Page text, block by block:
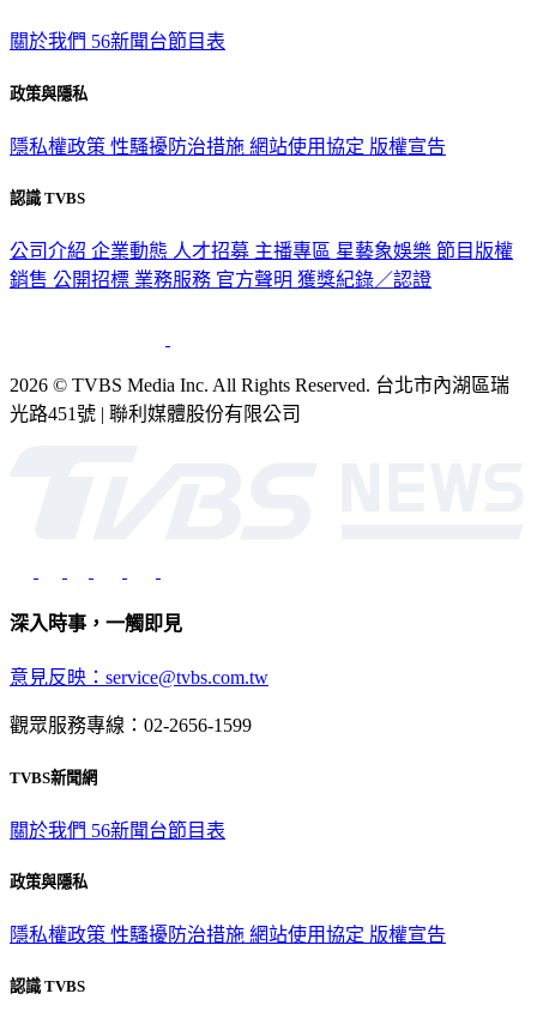
關於我們 56新聞台節目表
政策與隱私
隱私權政策 性騷擾防治措施 網站使用協定 版權宣告
認識 TVBS
公司介紹 企業動態 人才招募 主播專區 星藝象娛樂 節目版權
銷售 公開招標 業務服務 官方聲明 獲獎紀錄／認證
2026 © TVBS Media Inc. All Rights Reserved. 台北市內湖區瑞
光路451號 | 聯利媒體股份有限公司
深入時事，一觸即見
意見反映：service@tvbs.com.tw
觀眾服務專線：02-2656-1599
TVBS新聞網
關於我們 56新聞台節目表
政策與隱私
隱私權政策 性騷擾防治措施 網站使用協定 版權宣告
認識 TVBS